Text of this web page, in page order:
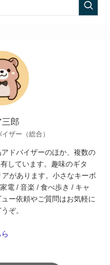
郎
ザー（総合）
ドバイザーのほか、複数の
しています。趣味のギタ
があります。小さなキーボ
電 / 音楽 / 食べ歩き / キャ
ー依頼やご質問はお気軽に
ぞ。